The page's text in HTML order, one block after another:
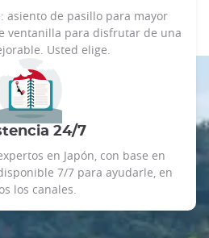
asiento de pasillo para mayor
ventanilla para disfrutar de una
Usted elige.
24/7
en Japón, con base en
7/7 para ayudarle, en
los canales.